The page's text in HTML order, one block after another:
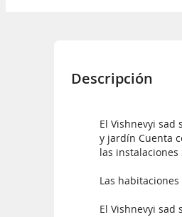
Descripción
El Vishnevyi
y jardín Cuenta
las
Las
El Vishnevyi